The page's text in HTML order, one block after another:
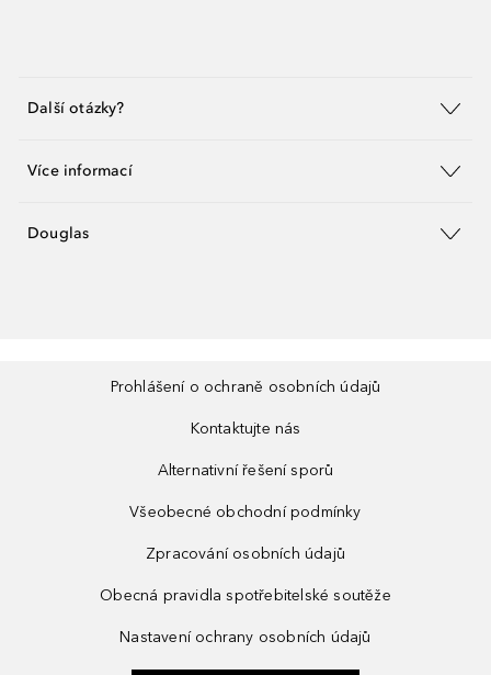
Další otázky?
Více informací
Douglas
Prohlášení o ochraně osobních údajů
Kontaktujte nás
Alternativní řešení sporů
Všeobecné obchodní podmínky
Zpracování osobních údajů
Obecná pravidla spotřebitelské soutěže
Nastavení ochrany osobních údajů